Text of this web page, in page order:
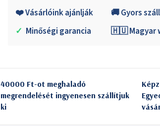
❤️ Vásárlóink ajánlják
🚚 Gyors
✓ Minőségi garancia 🇭🇺 Magyar
40000 Ft-ot meghaladó
megrendelését ingyenesen szállítjuk
ki